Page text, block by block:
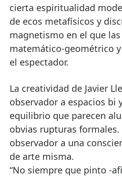
cierta espiritualidad
de ecos metafísicos y
magnetismo en el que
matemático-geométrico
el espectador.
La creatividad de Javier
observador a espacios bi
equilibrio que parecen
obvias rupturas
observador a una
de arte misma.
“No siempre que pinto -